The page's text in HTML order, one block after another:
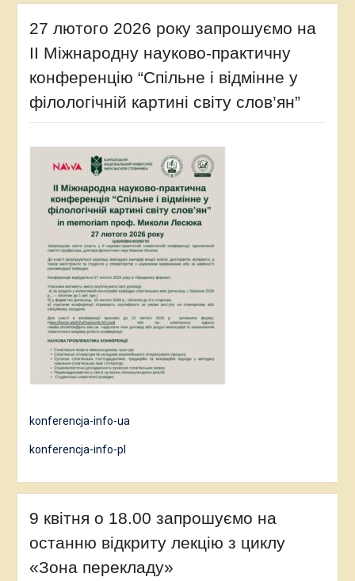
27 лютого 2026 року запрошуємо на
ІІ Міжнародну науково-практичну
конференцію “Спільне і відмінне у
філологічній картині світу слов’ян”
konferencja-info-ua
konferencja-info-pl
9 квітня о 18.00 запрошуємо на
останню відкриту лекцію з циклу
«Зона перекладу»